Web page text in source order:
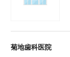
菊地歯科医院